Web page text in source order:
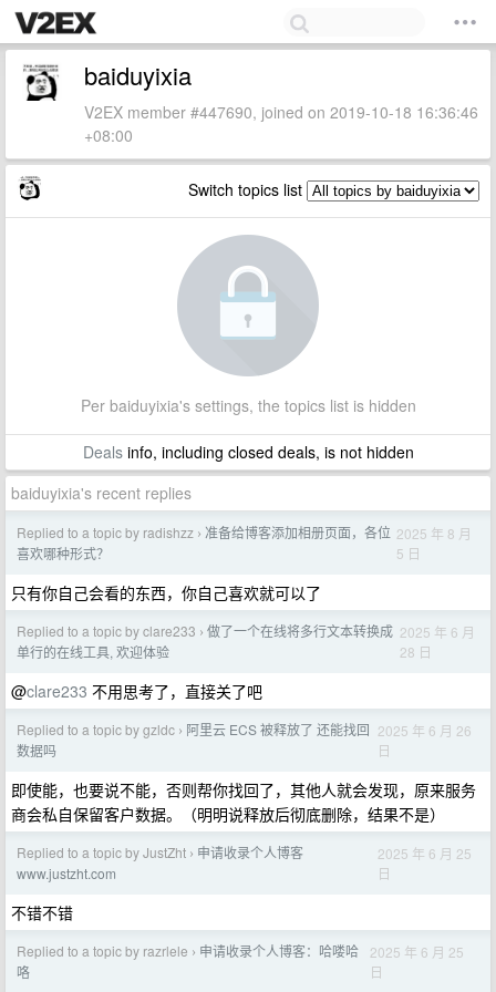
baiduyixia
V2EX member #447690, joined on 2019-10-18 16:36:46
+08:00
Switch topics list
Per baiduyixia's settings, the topics list is hidden
Dealsinfo, including closed deals, is not hidden
baiduyixia's recent replies
Replied to a topic by radishzz › 准备给博客添加相册页面，各位
喜欢哪种形式？
2025 年 8 月
5 日
只有你自己会看的东西，你自己喜欢就可以了
Replied to a topic by clare233 › 做了一个在线将多行文本转换成
单行的在线工具, 欢迎体验
2025 年 6 月
28 日
@clare233 不用思考了，直接关了吧
Replied to a topic by gzldc › 阿里云 ECS 被释放了 还能找回
数据吗
2025 年 6 月 26
日
即使能，也要说不能，否则帮你找回了，其他人就会发现，原来服务
商会私自保留客户数据。（明明说释放后彻底删除，结果不是）
Replied to a topic by JustZht › 申请收录个人博客
www.justzht.com
2025 年 6 月 25
日
不错不错
Replied to a topic by razrlele › 申请收录个人博客：哈喽哈
咯
2025 年 6 月 25
日